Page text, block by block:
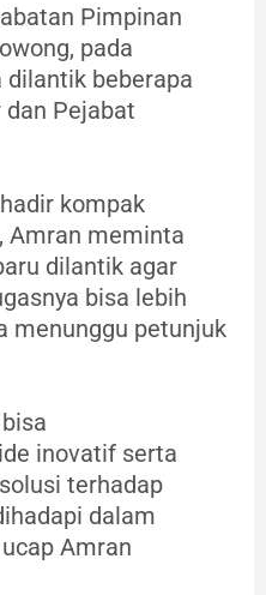
Pimpinan
pada
beberapa
Pejabat
kompak
Amran meminta
dilantik agar
bisa lebih
menunggu petunjuk
inovatif serta
terhadap
dalam
Amran